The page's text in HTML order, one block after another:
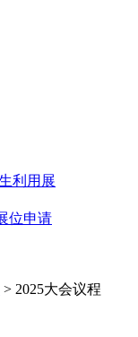
利用展
位申请
> 2025大会议程